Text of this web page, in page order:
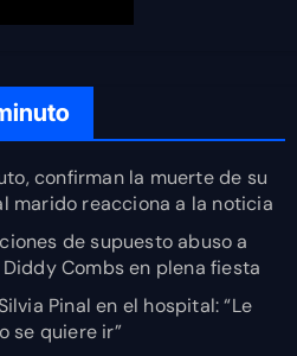
confirman la muerte de su
marido reacciona a la noticia
de supuesto abuso a
Combs en plena fiesta
Pinal en el hospital: “Le
se quiere ir”